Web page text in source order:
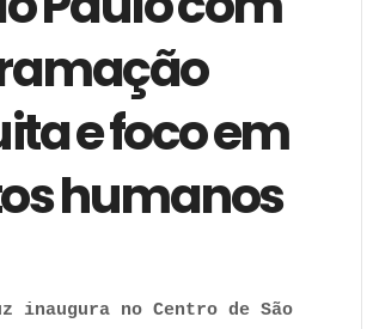
e foco em
humanos
inaugura no Centro de São